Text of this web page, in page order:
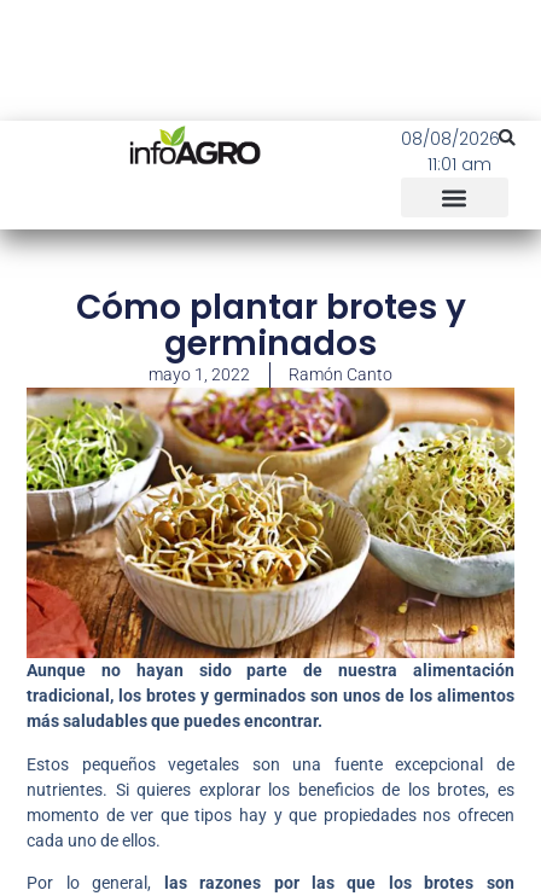
08/08/2026
11:01 am
Cómo plantar brotes y
germinados
mayo 1, 2022 Ramón Canto
Aunque no hayan sido parte de nuestra alimentación
tradicional, los brotes y germinados son unos de los alimentos
más saludables que puedes encontrar.
Estos pequeños vegetales son una fuente excepcional de
nutrientes. Si quieres explorar los beneficios de los brotes, es
momento de ver que tipos hay y que propiedades nos ofrecen
cada uno de ellos.
Por lo general,
las razones por las que los brotes son